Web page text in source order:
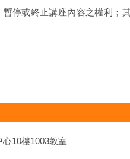
停或終止講座內容之權利；
10樓1003教室